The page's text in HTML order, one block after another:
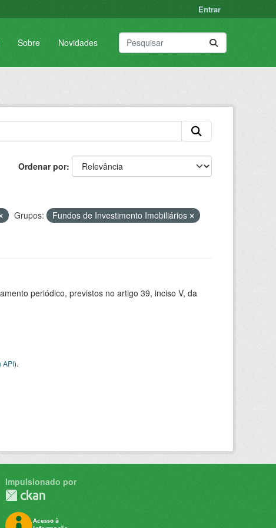
Entrar
Sobre Novidades
Ordenar por
Grupos:
Fundos de Investimento Imobiliários
periódico, previstos no artigo 39, inciso V, da
API).
Impulsionado por